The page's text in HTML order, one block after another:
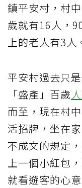
鎮平安村，村
歲就有16人，
上的老人有3人
平安村過去只
「盛產」百歲
而至，現在村
活招牌，坐在
不成文的規定
上一個小紅包
就看遊客的心